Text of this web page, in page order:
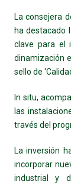
La consejera
ha destacado
clave para el
dinamización
sello de
In situ,
las
través del
La inversión
incorporar
industrial y